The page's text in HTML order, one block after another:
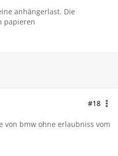
anhängerlast. Die
papieren
#18
bmw ohne erlaubniss vom